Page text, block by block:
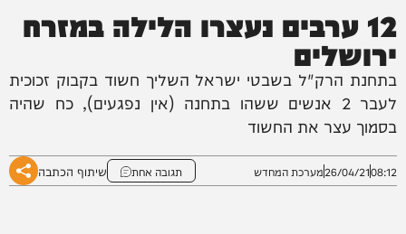
12 ערבים נעצרו הלילה במזרח
ירושלים
בתחנת הרק"ל בשבטי ישראל השליך חשוד בקבוק זכוכית
לעבר 2 אנשים ששהו בתחנה (אין נפגעים), כח שהיה
בסמוך עצר את החשוד
08:12
26/04/21מערכת המחדש תגובה אחת שיתוף הכתבה